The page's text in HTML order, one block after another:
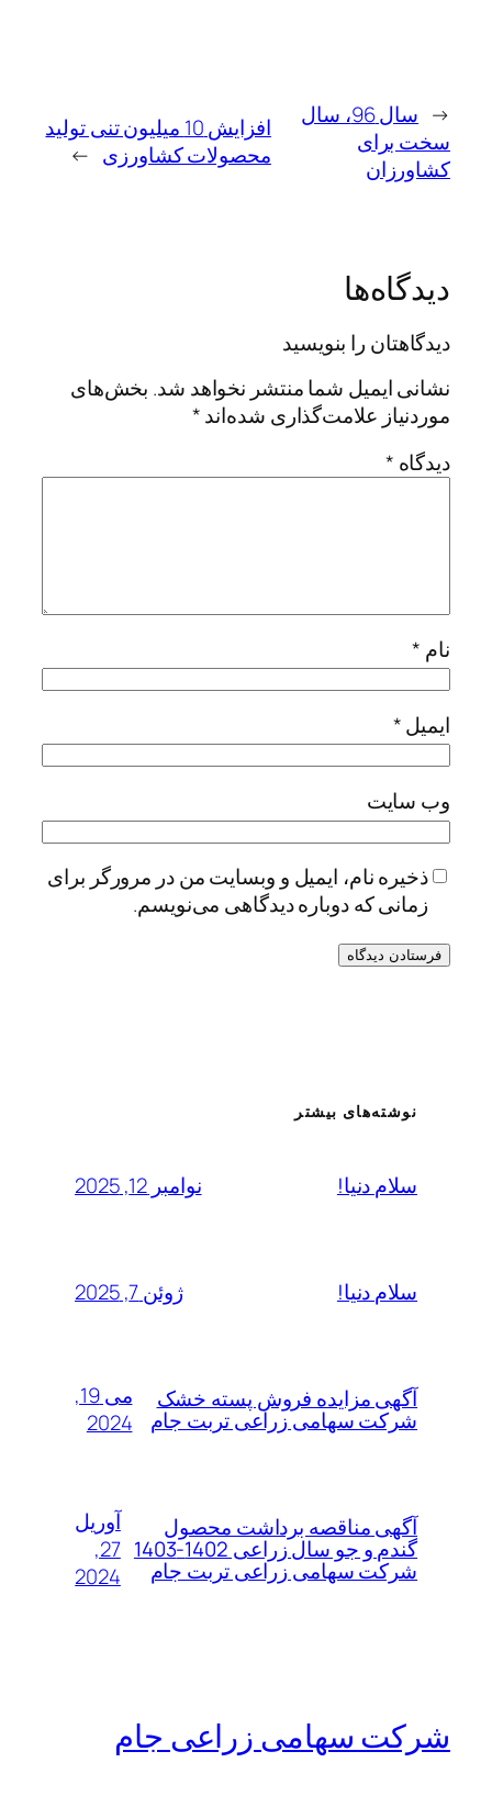
←
سال 96، سال
سخت برای
کشاورزان
افزایش 10 میلیون تنی تولید
محصولات کشاورزی →
دیدگاه‌ها
دیدگاهتان را بنویسید
نشانی ایمیل شما منتشر نخواهد شد. بخش‌های
موردنیاز علامت‌گذاری شده‌اند*
دیدگاه *
نام *
ایمیل*
وب‌ سایت
ذخیره نام، ایمیل و وبسایت من در مرورگر برای
زمانی که دوباره دیدگاهی می‌نویسم.
نوشته‌های بیشتر
سلام دنیا! نوامبر 12, 2025
سلام دنیا! ژوئن 7, 2025
آگهی مزایده فروش پسته خشک
شرکت سهامی زراعی تربت جام
می 19,
2024
آگهی مناقصه برداشت محصول
گندم و جو سال زراعی 1402-1403
شرکت سهامی زراعی تربت جام
آوریل
27,
2024
شرکت سهامی زراعی جام